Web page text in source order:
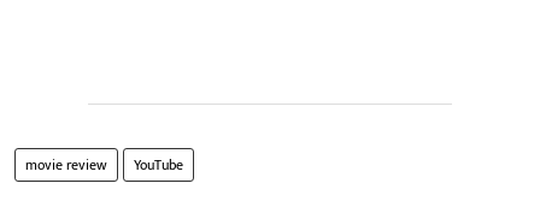
movie review YouTube